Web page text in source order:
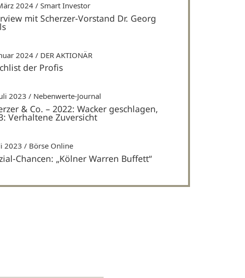
2024 Smart Investor
mit Scherzer-Vorstand Dr. Georg
2024 DER AKTIONÄR
der Profis
2023 Nebenwerte-Journal
& Co. – 2022: Wacker geschlagen,
Verhaltene Zuversicht
2023 Börse Online
Chancen: „Kölner Warren Buffett“